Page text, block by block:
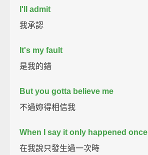
I'll admit
我承認
It's my fault
是我的錯
But you gotta believe me
不過妳得相信我
When I say it only happened once
在我說只發生過一次時